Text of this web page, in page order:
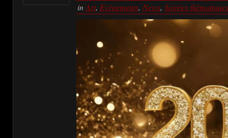
inArt, Evènements, News, Soirées thématiques